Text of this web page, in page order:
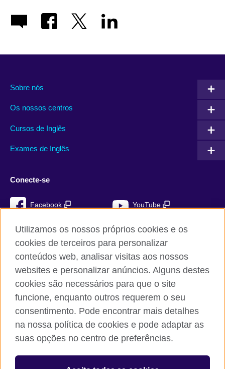
Sobre nós
Os nossos centros
Cursos de Inglês
Exames de Inglês
Conecte-se
Facebook YouTube
Instagram TikTok
British Council global
Mapa do sítio
The United Kingdom’s international organisation for cultural
Utilizamos os nossos próprios cookies e os
cookies de terceiros para personalizar
conteúdos web, analisar visitas aos nossos
websites e personalizar anúncios. Alguns destes
cookies são necessários para que o site
funcione, enquanto outros requerem o seu
consentimento. Pode encontrar mais detalhes
na nossa política de cookies e pode adaptar as
suas opções no centro de preferências.